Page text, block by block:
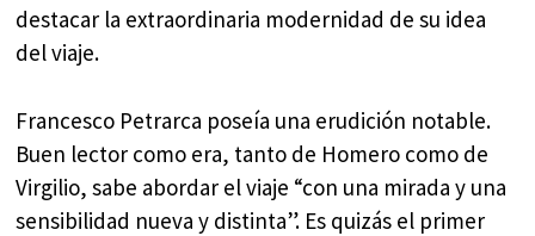
destacar la extraordinaria modernidad de su idea
del viaje.
Francesco Petrarca poseía una erudición notable.
Buen lector como era, tanto de Homero como de
Virgilio, sabe abordar el viaje “con una mirada y una
sensibilidad nueva y distinta”. Es quizás el primer